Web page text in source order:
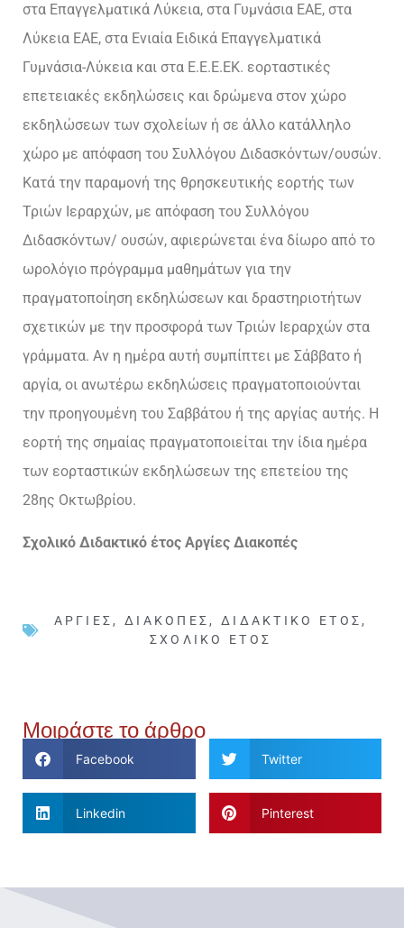
στα Επαγγελματικά Λύκεια, στα Γυμνάσια ΕΑΕ, στα
Λύκεια ΕΑΕ, στα Ενιαία Ειδικά Επαγγελματικά
Γυμνάσια-Λύκεια και στα Ε.Ε.Ε.ΕΚ. εορταστικές
επετειακές εκδηλώσεις και δρώμενα στον χώρο
εκδηλώσεων των σχολείων ή σε άλλο κατάλληλο
χώρο με απόφαση του Συλλόγου Διδασκόντων/ουσών.
Κατά την παραμονή της θρησκευτικής εορτής των
Τριών Ιεραρχών, με απόφαση του Συλλόγου
Διδασκόντων/ ουσών, αφιερώνεται ένα δίωρο από το
ωρολόγιο πρόγραμμα μαθημάτων για την
πραγματοποίηση εκδηλώσεων και δραστηριοτήτων
σχετικών με την προσφορά των Τριών Ιεραρχών στα
γράμματα. Αν η ημέρα αυτή συμπίπτει με Σάββατο ή
αργία, οι ανωτέρω εκδηλώσεις πραγματοποιούνται
την προηγουμένη του Σαββάτου ή της αργίας αυτής. Η
εορτή της σημαίας πραγματοποιείται την ίδια ημέρα
των εορταστικών εκδηλώσεων της επετείου της
28ης Οκτωβρίου.
Σχολικό Διδακτικό έτος Αργίες Διακοπές
ΑΡΓΊΕΣ, ΔΙΑΚΟΠΈΣ, ΔΙΔΑΚΤΙΚΌ ΈΤΟΣ,
ΣΧΟΛΙΚΌ ΈΤΟΣ
Μοιράστε το άρθρο
Facebook Twitter
Linkedin Pinterest